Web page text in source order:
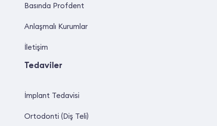
Basında Profdent
Anlaşmalı Kurumlar
İletişim
Tedaviler
İmplant Tedavisi
Ortodonti (Diş Teli)